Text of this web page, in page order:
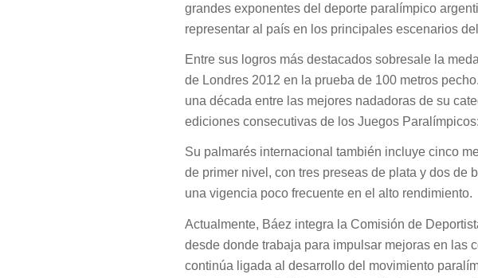
grandes exponentes del deporte paralímpico
representar al país en los principales escenarios
Entre sus logros más destacados sobresale la
de Londres 2012 en la prueba de 100 metros
una década entre las mejores nadadoras de su
ediciones consecutivas de los Juegos
Su palmarés internacional también incluye cinco
de primer nivel, con tres preseas de plata y dos de
una vigencia poco frecuente en el alto rendimiento.
Actualmente, Báez integra la Comisión de
desde donde trabaja para impulsar mejoras en las
continúa ligada al desarrollo del movimiento